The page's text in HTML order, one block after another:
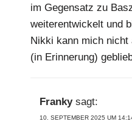
im Gegensatz zu
weiterentwickelt und
Nikki kann mich nicht
(in Erinnerung)
Franky sagt:
10. SEPTEMBER 2025 UM